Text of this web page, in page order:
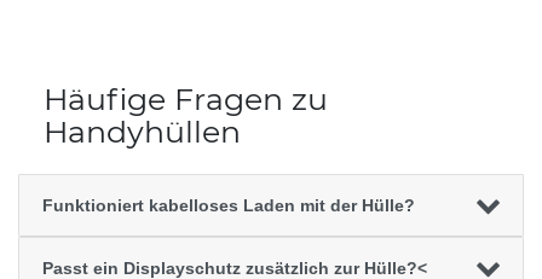
Häufige Fragen zu
Handyhüllen
Funktioniert kabelloses Laden mit der Hülle?
Passt ein Displayschutz zusätzlich zur Hülle?<